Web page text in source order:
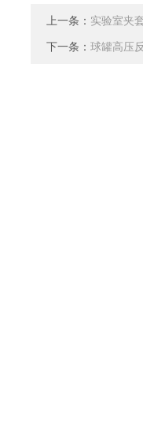
上一条： 实验室夹
下一条： 球罐高压